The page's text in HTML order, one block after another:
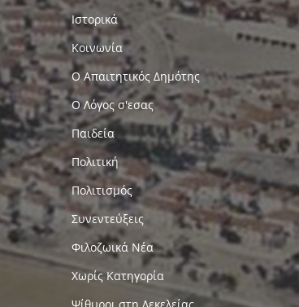
Ιστορικά
Κοινωνία
Ο Απαιτητικός Δημότης
Ο Λόγος σ'εσας
Παιδεία
Πολιτική
Πολιτισμός
Συνεντεύξεις
Φιλοζωικά Νέα
Χωρίς Κατηγορία